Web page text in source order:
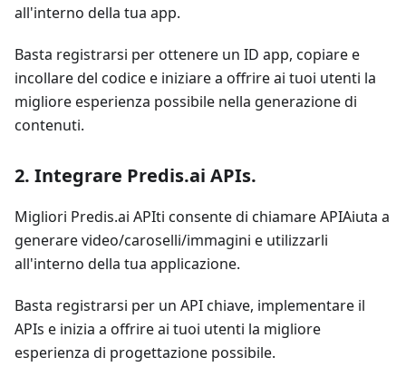
all'interno della tua app.
Basta registrarsi per ottenere un ID app, copiare e
incollare del codice e iniziare a offrire ai tuoi utenti la
migliore esperienza possibile nella generazione di
contenuti.
2. Integrare Predis.ai APIs.
Migliori Predis.ai APIti consente di chiamare APIAiuta a
generare video/caroselli/immagini e utilizzarli
all'interno della tua applicazione.
Basta registrarsi per un API chiave, implementare il
APIs e inizia a offrire ai tuoi utenti la migliore
esperienza di progettazione possibile.